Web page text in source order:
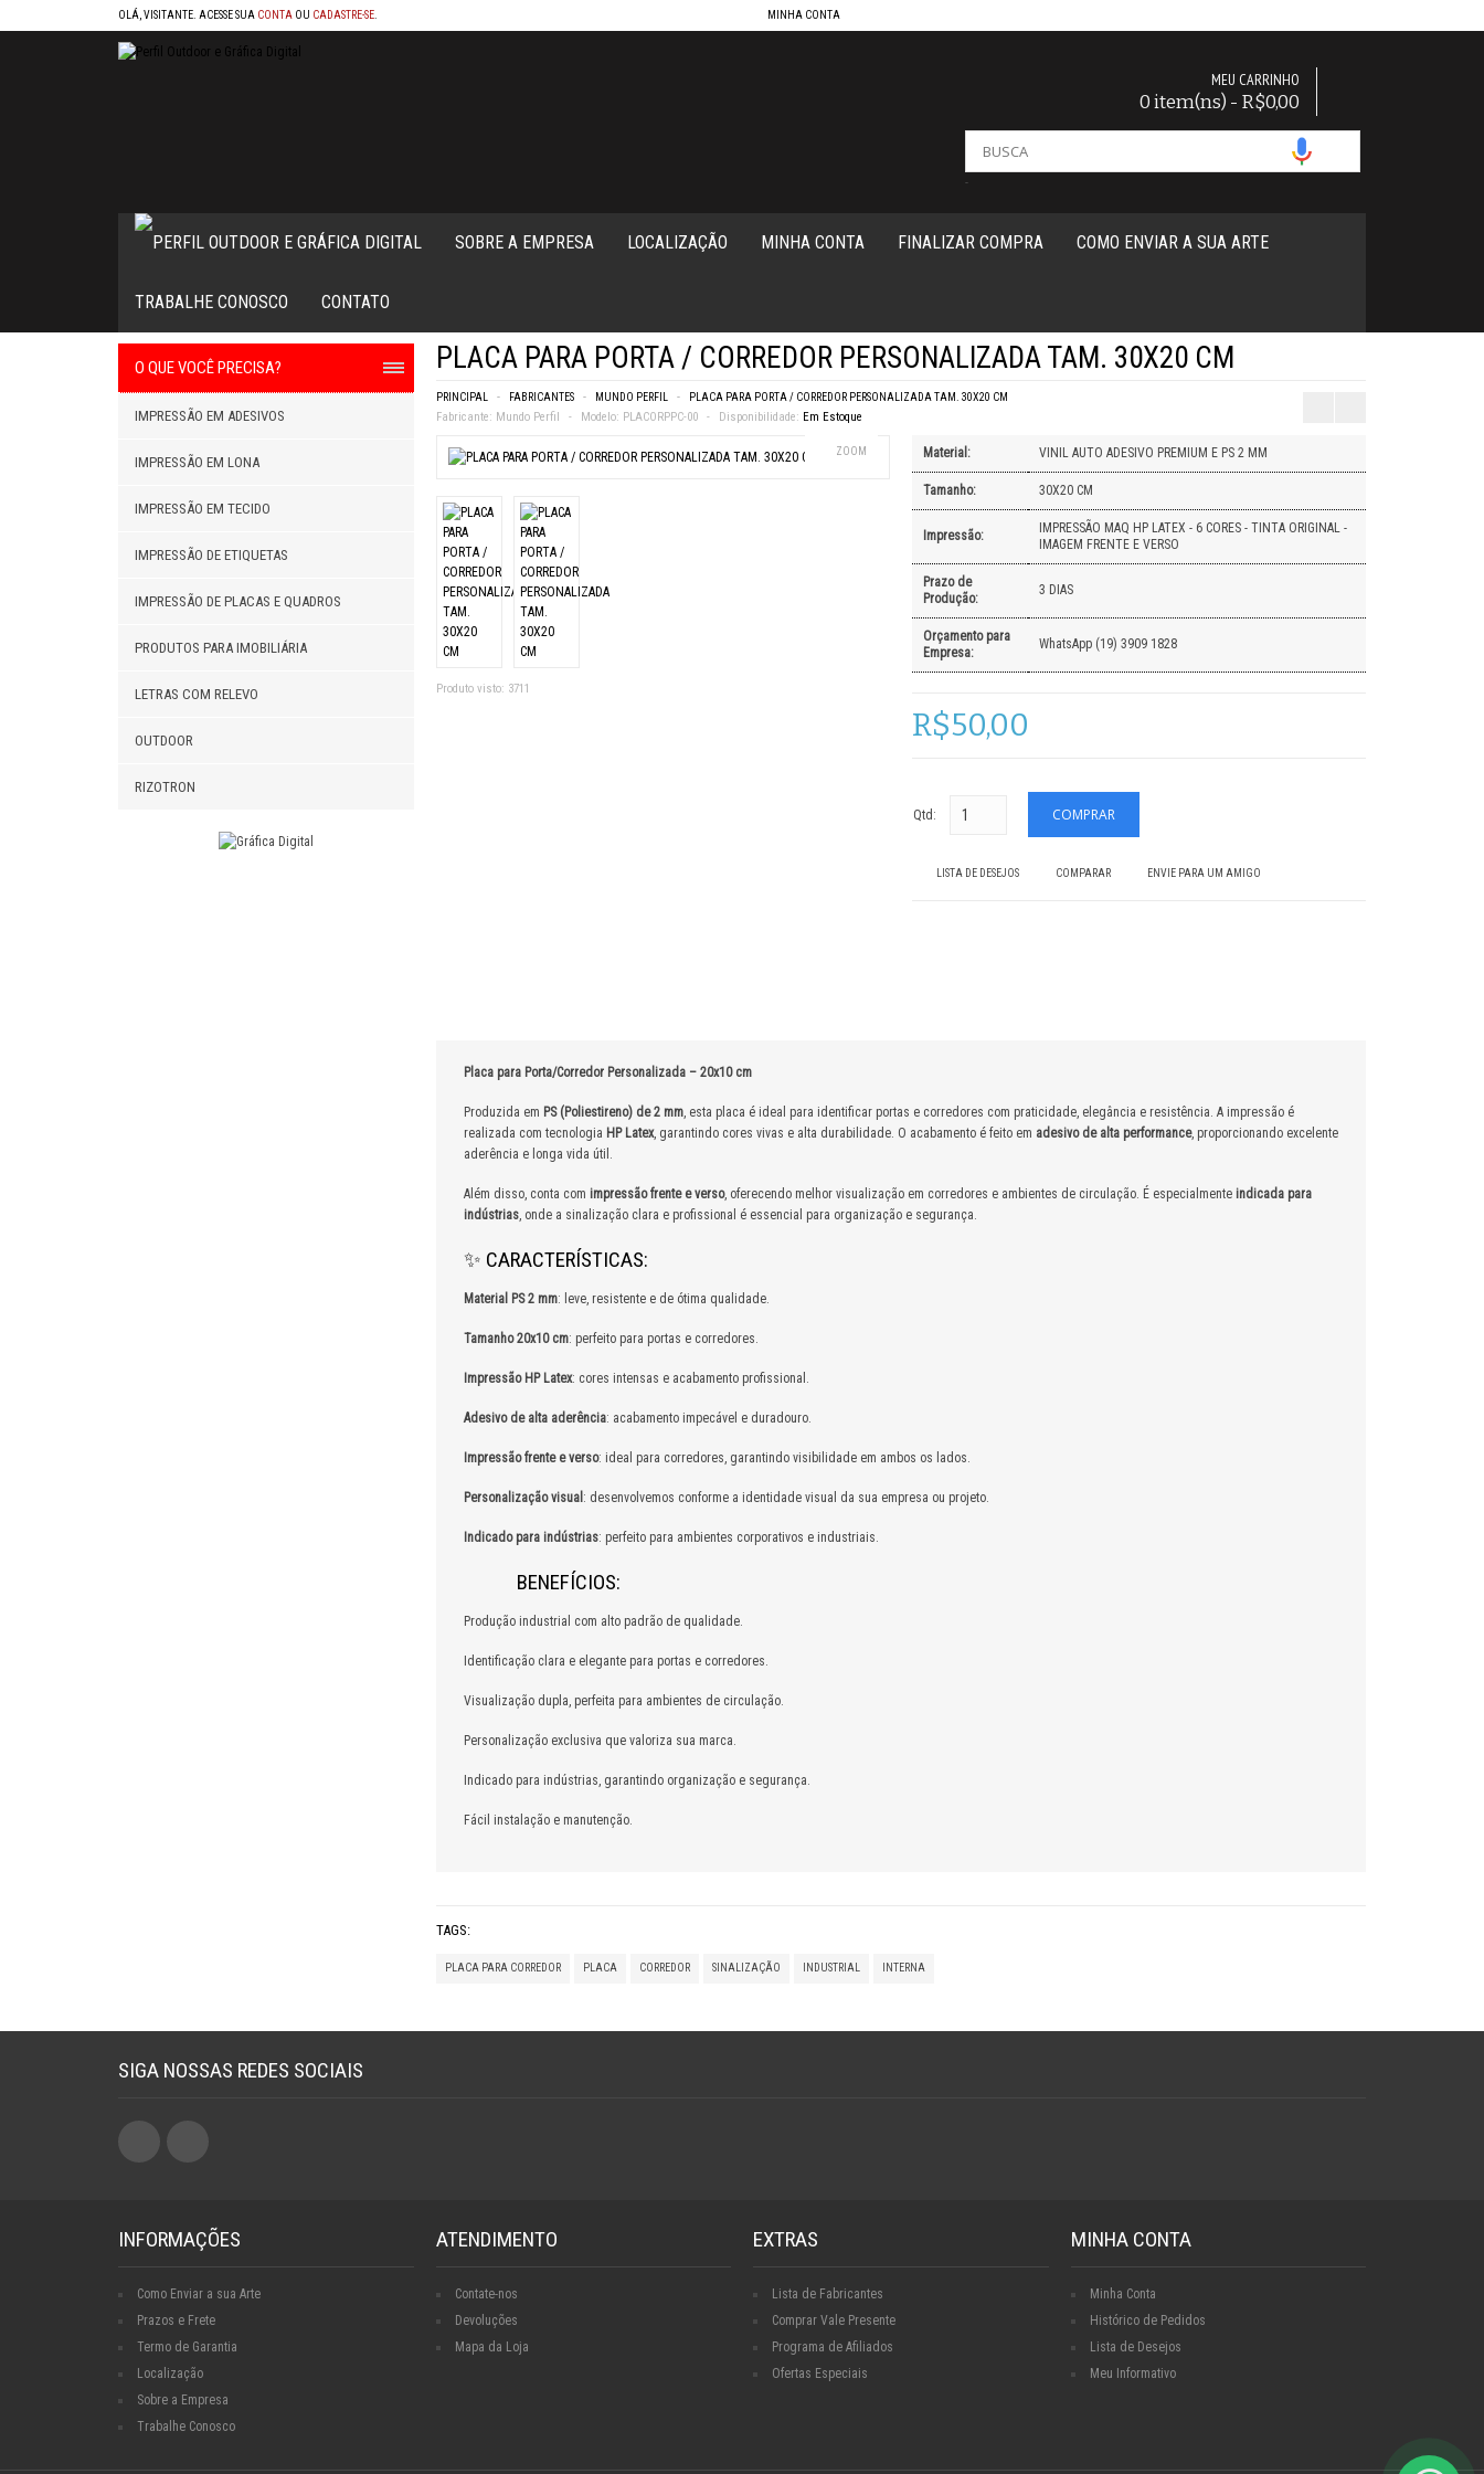
OLÁ, VISITANTE. ACESSE SUA CONTA OU CADASTRE-SE MINHA CONTA
MEU CARRINHO
0 item(ns) - R$0,00
-
SOBRE A EMPRESA LOCALIZAÇÃO MINHA CONTA FINALIZAR COMPRA COMO ENVIAR A SUA ARTE
TRABALHE CONOSCO CONTATO
O QUE VOCÊ PRECISA?
IMPRESSÃO EM ADESIVOS
IMPRESSÃO EM LONA
IMPRESSÃO EM TECIDO
IMPRESSÃO DE ETIQUETAS
IMPRESSÃO DE PLACAS E QUADROS
PRODUTOS PARA IMOBILIÁRIA
LETRAS COM RELEVO
OUTDOOR
RIZOTRON
PLACA PARA PORTA / CORREDOR PERSONALIZADA TAM. 30X20 CM
PRINCIPAL FABRICANTES MUNDO PERFIL PLACA PARA PORTA / CORREDOR PERSONALIZADA TAM. 30X20 CM
Fabricante: Mundo Perfil Modelo: PLACORPPC-00 Disponibilidade: Em Estoque
ZOOM
Produto visto: 3711
Material: VINIL AUTO ADESIVO PREMIUM E PS 2 MM
Tamanho: 30X20 CM
Impressão:
IMPRESSÃO MAQ HP LATEX - 6 CORES - TINTA ORIGINAL -
IMAGEM FRENTE E VERSO
Prazo de
Produção:
3 DIAS
Orçamento para
Empresa:
WhatsApp (19) 3909 1828
R$50,00
Qtd:
LISTA DE DESEJOS COMPARAR ENVIE PARA UM AMIGO
Placa para Porta/Corredor Personalizada – 20x10 cm
Produzida em PS (Poliestireno) de 2 mm, esta placa é ideal para identificar portas e corredores com praticidade, elegância e resistência. A impressão é
realizada com tecnologia HP Latex, garantindo cores vivas e alta durabilidade. O acabamento é feito em adesivo de alta performance, proporcionando excelente
aderência e longa vida útil.
Além disso, conta com impressão frente e verso, oferecendo melhor visualização em corredores e ambientes de circulação. É especialmente indicada para
indústrias, onde a sinalização clara e profissional é essencial para organização e segurança.
✨ CARACTERÍSTICAS:
Material PS 2 mm: leve, resistente e de ótima qualidade.
Tamanho 20x10 cm: perfeito para portas e corredores.
Impressão HP Latex: cores intensas e acabamento profissional.
Adesivo de alta aderência: acabamento impecável e duradouro.
Impressão frente e verso: ideal para corredores, garantindo visibilidade em ambos os lados.
Personalização visual : desenvolvemos conforme a identidade visual da sua empresa ou projeto.
Indicado para indústrias: perfeito para ambientes corporativos e industriais.
BENEFÍCIOS:
Produção industrial com alto padrão de qualidade.
Identificação clara e elegante para portas e corredores.
Visualização dupla, perfeita para ambientes de circulação.
Personalização exclusiva que valoriza sua marca.
Indicado para indústrias, garantindo organização e segurança.
Fácil instalação e manutenção.
TAGS:
PLACA PARA CORREDOR PLACA CORREDOR SINALIZAÇÃO INDUSTRIAL INTERNA
SIGA NOSSAS REDES SOCIAIS
INFORMAÇÕES
Como Enviar a sua Arte
Prazos e Frete
Termo de Garantia
Localização
Sobre a Empresa
Trabalhe Conosco
ATENDIMENTO
Contate-nos
Devoluções
Mapa da Loja
EXTRAS
Lista de Fabricantes
Comprar Vale Presente
Programa de Afiliados
Ofertas Especiais
MINHA CONTA
Minha Conta
Histórico de Pedidos
Lista de Desejos
Meu Informativo